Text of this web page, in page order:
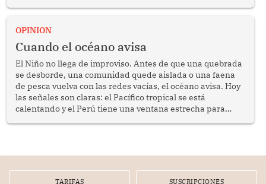
OPINION
Cuando el océano avisa
El Niño no llega de improviso. Antes de que una quebrada
se desborde, una comunidad quede aislada o una faena
de pesca vuelva con las redes vacías, el océano avisa. Hoy
las señales son claras: el Pacífico tropical se está
calentando y el Perú tiene una ventana estrecha para
TARIFAS SUSCRIPCIONES